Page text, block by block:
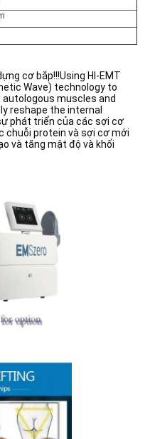
cơ bắp!!!Using HI-EMT
Wave) technology to
muscles and
reshape the internal
phát triển của các sợi cơ
chuỗi protein và sợi cơ mới
và tăng mật độ và khối